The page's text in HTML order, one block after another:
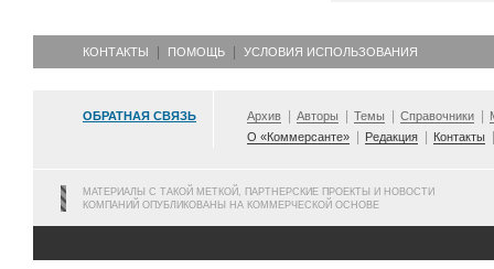
КОНТАКТЫ ПОМОЩЬ УСЛОВИЯ ИСПОЛЬЗОВАНИЯ
ОБРАТНАЯ СВЯЗЬ Архив Авторы Темы Справочники
О «Коммерсанте»
Редакция Контакты
МАТЕРИАЛЫ С ТАКОЙ МЕТКОЙ, ПАРТНЕРСКИЕ ПРОЕКТЫ И НОВОСТИ
КОМПАНИЙ ОПУБЛИКОВАНЫ НА КОММЕРЧЕСКОЙ ОСНОВЕ